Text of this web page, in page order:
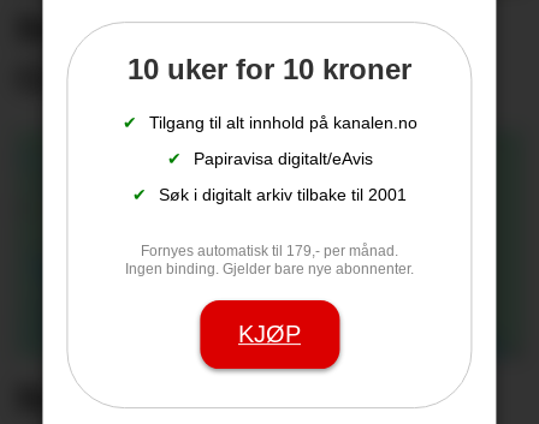
10 uker for 10 kroner
✔
Tilgang til alt innhold på kanalen.no
✔
Papiravisa digitalt/eAvis
✔
Søk i digitalt arkiv tilbake til 2001
Fornyes automatisk til 179,- per månad.
Ingen binding. Gjelder bare nye abonnenter.
KJØP
Rekordsommer på Tufte
Gård
Nær 500 abonnenter var